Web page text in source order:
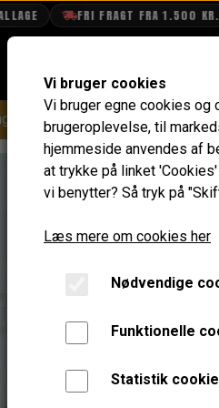
FRI FRAGT FRA 1.500 KR.
& Svinghjul Hydraulik
Varenummer: C-
Passer
kasser KUN
Vi bruger cookies
Vi bruger egne cookies og
brugeroplevelse, til
hjemmeside anvendes af
at trykke på linket
vi benytter? Så tryk på
Læs mere om cookies her
Nødvendige
Funktionelle
Statistik